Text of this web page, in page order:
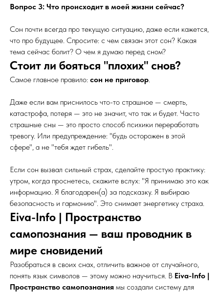
Вопрос 3: Что происходит в моей жизни сейчас?
Сон почти всегда про текущую ситуацию, даже если кажется,
что про будущее. Спросите: с чем связан этот сон? Какая
тема сейчас болит? О чем я думаю перед сном?
Стоит ли бояться "плохих" снов?
Самое главное правило: сон не приговор.
Даже если вам приснилось что-то страшное — смерть,
катастрофа, потеря — это не значит, что так и будет. Часто
страшные сны — это просто способ психики переработать
тревогу. Или предупреждение: "будь осторожен в этой
сфере", а не "тебя ждет гибель".
Если сон вызвал сильный страх, сделайте простую практику:
утром, когда проснетесь, скажите вслух: "Я принимаю это как
информацию. Я благодарен(а) за подсказку. Я выбираю
безопасность и гармонию". Это снимает энергетику страха.
Eiva-Info | Пространство
самопознания — ваш проводник в
мире сновидений
Разобраться в своих снах, отличить важное от случайного,
понять язык символов — этому можно научиться. В Eiva-Info |
Пространство самопознания мы создали систему для